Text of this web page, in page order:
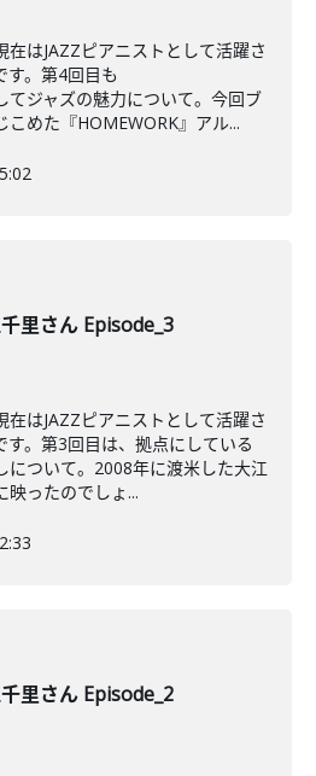
はJAZZピアニストとして活躍さ
す。第4回目も
てジャズの魅力について。今回ブ
めた『HOMEWORK』アル...
里さん Episode_3
はJAZZピアニストとして活躍さ
す。第3回目は、拠点にしている
について。2008年に渡米した大江
映ったのでしょ...
里さん Episode_2